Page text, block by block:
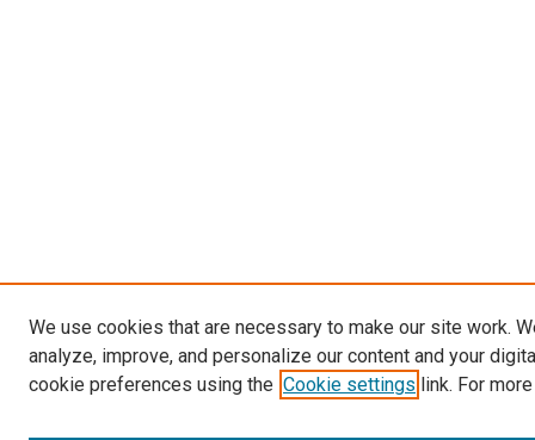
We use cookies that are necessary to make our site work.
analyze, improve, and personalize our content and your
cookie preferences using the Cookie settings link. For